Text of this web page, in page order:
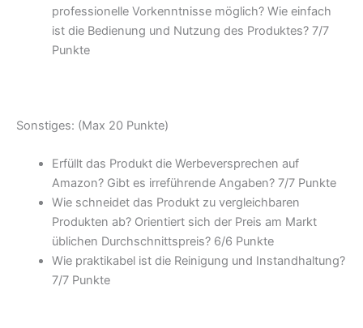
professionelle Vorkenntnisse möglich? Wie einfach
ist die Bedienung und Nutzung des Produktes? 7/7
Punkte
Sonstiges: (Max 20 Punkte)
Erfüllt das Produkt die Werbeversprechen auf
Amazon? Gibt es irreführende Angaben? 7/7 Punkte
Wie schneidet das Produkt zu vergleichbaren
Produkten ab? Orientiert sich der Preis am Markt
üblichen Durchschnittspreis? 6/6 Punkte
Wie praktikabel ist die Reinigung und Instandhaltung?
7/7 Punkte